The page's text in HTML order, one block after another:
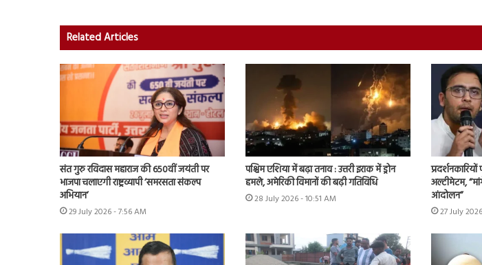
Related Articles
संत गुरु रविदास महाराज की 650वीं जयंती पर
भाजपा चलाएगी राष्ट्रव्यापी ‘समरसता संकल्प
अभियान’
29 July 2026 - 7:56 AM
पश्चिम एशिया में बढ़ा तनाव : उत्तरी इराक में ड्रोन
हमले, अमेरिकी विमानों की बढ़ी गतिविधि
28 July 2026 - 10:51 AM
अल्टीमेटम,
आंदोलन”
27 July